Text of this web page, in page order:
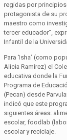
regidas por
protagonista de su
maestro como
tercer educador”,
Infantil de la
Para ‘Isha’ (como
Alicia Ramírez) el
educativa donde la
Programa de
(Pecan) desde
indicó que este
siguientes áreas:
escolar, foodlab
escolar y reciclaje.